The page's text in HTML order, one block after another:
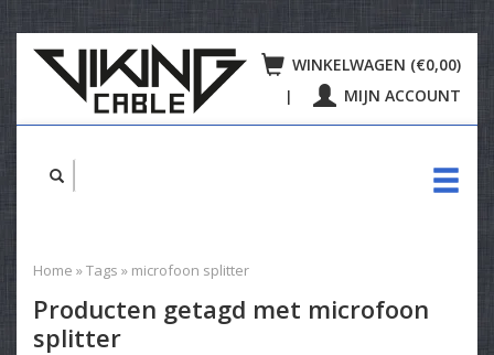
WINKELWAGEN (€0,00)
| MIJN ACCOUNT
Home »Tags » microfoon splitter
Producten getagd met microfoon
splitter